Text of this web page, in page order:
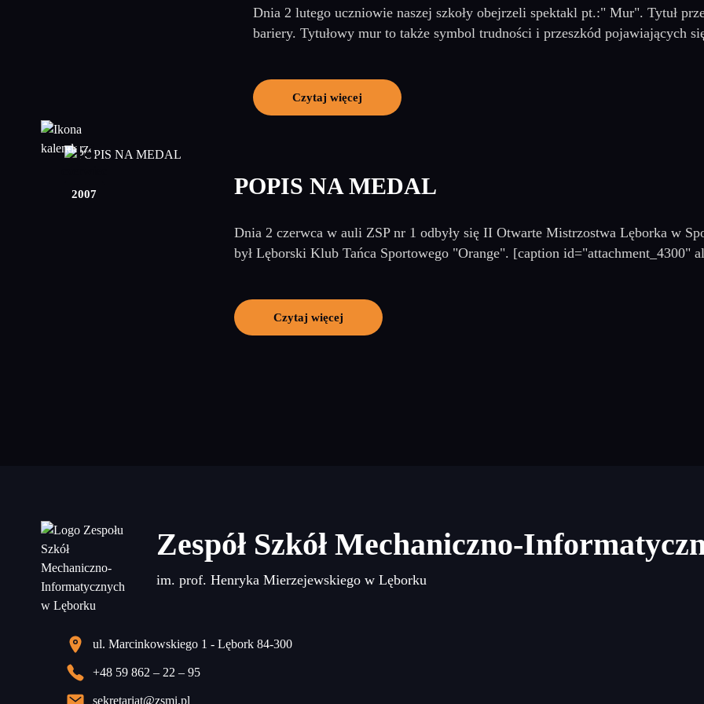
Dnia 2 lutego uczniowie naszej szkoły obejrzeli spektakl pt.:" Mur". Tytuł
bariery. Tytułowy mur to także symbol trudności i przeszkód pojawiających
Czytaj więcej
14
2007
POPIS NA MEDAL
Dnia 2 czerwca w auli ZSP nr 1 odbyły się II Otwarte Mistrzostwa Lęborka w
był Lęborski Klub Tańca Sportowego "Orange". [caption id="attachment_4300"
Czytaj więcej
Zespół Szkół Mechaniczno-
im. prof. Henryka Mierzejewskiego w Lęborku
ul. Marcinkowskiego 1 - Lębork 84-300
+48 59 862 – 22 – 95
sekretariat@zsmi.pl